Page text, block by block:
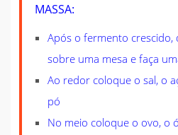
MASSA:
Após o fermento crescido,
sobre uma mesa e faça
Ao redor coloque o sal, o
pó
No meio coloque o ovo, o